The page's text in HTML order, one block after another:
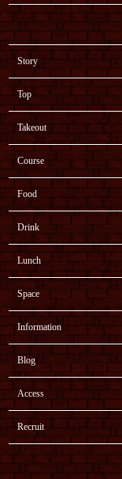
Story
Top
Takeout
Course
Food
Drink
Lunch
Space
Information
Blog
Access
Recruit